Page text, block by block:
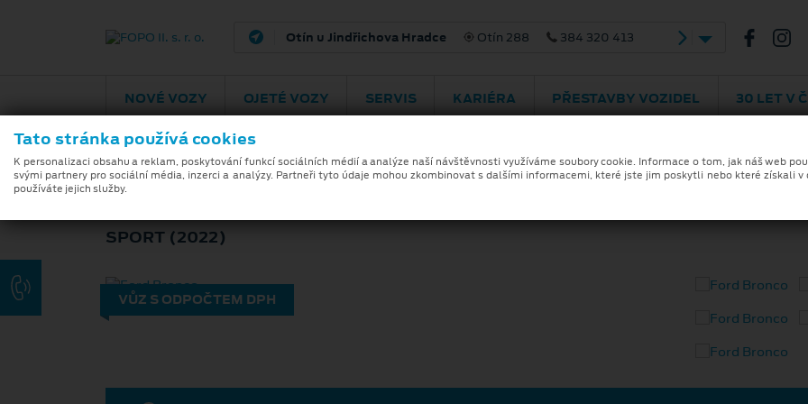
Pelhřimov Pražská 2030 565 321 426
NOVÉ VOZY OJETÉ VOZY SERVIS KARIÉRA PŘESTAVBY VOZIDEL 30 LET V
FORD BRONCO
SPORT (2022)
VŮZ S ODPOČTEM DPH
Tato stránka používá cookies
K personalizaci obsahu a reklam, poskytování funkcí sociálních médií a analýze naší návštěvnosti využíváme soubory cookie. Informace o tom, jak náš web
svými partnery pro sociální média, inzerci a analýzy. Partneři tyto údaje mohou zkombinovat s dalšími informacemi, které jste jim poskytli nebo které získali v
používáte jejich služby.